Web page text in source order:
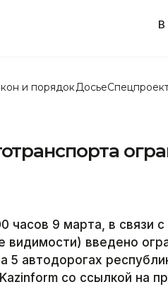
В
и порядок Досье
часов 9 марта, в связи
видимости) введено
5 автодорогах
со ссылкой на